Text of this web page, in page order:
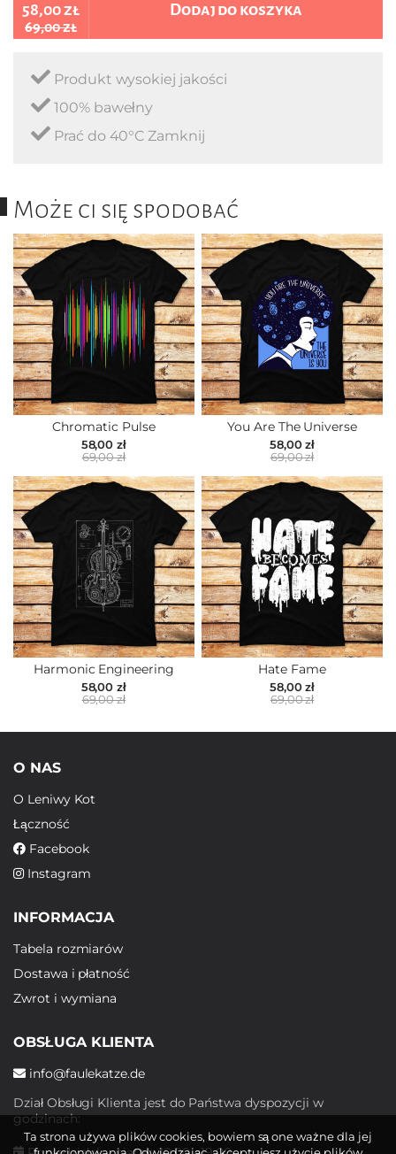
58,00 zł
69,00 zł
Dodaj do koszyka
Produkt wysokiej jakości
100% bawełny
Prać do 40°C Zamknij
Może ci się spodobać
Chromatic Pulse
58,00 zł
69,00 zł
You Are The Universe
58,00 zł
69,00 zł
Harmonic Engineering
58,00 zł
69,00 zł
Hate Fame
58,00 zł
69,00 zł
O NAS
O Leniwy Kot
Łączność
Facebook
Instagram
INFORMACJA
Tabela rozmiarów
Dostawa i płatność
Zwrot i wymiana
OBSŁUGA KLIENTA
info@faulekatze.de
Dział Obsługi Klienta jest do Państwa dyspozycji w
godzinach:
Ta strona używa plików cookies, bowiem są one ważne dla jej